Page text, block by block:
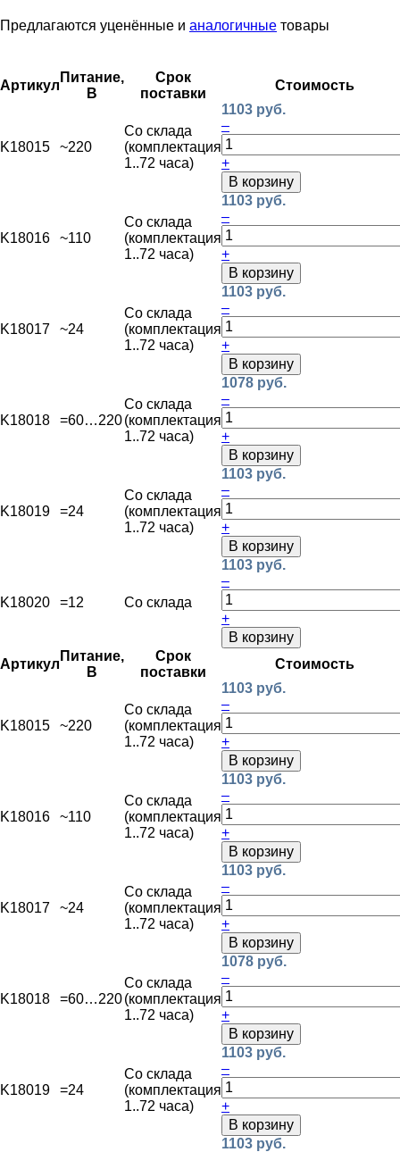
Предлагаются уценённые и аналогичные товары
Артикул
Питание,
В
Срок
поставки
Стоимость
K18015 ~220
Со склада
(комплектация
1..72 часа)
1103 руб.
–
+
В корзину
K18016 ~110
Со склада
(комплектация
1..72 часа)
1103 руб.
–
+
В корзину
K18017 ~24
Со склада
(комплектация
1..72 часа)
1103 руб.
–
+
В корзину
K18018 =60…220
Со склада
(комплектация
1..72 часа)
1078 руб.
–
+
В корзину
K18019 =24
Со склада
(комплектация
1..72 часа)
1103 руб.
–
+
В корзину
K18020 =12 Со склада
1103 руб.
–
+
В корзину
Артикул
Питание,
В
Срок
поставки
Стоимость
K18015 ~220
Со склада
(комплектация
1..72 часа)
1103 руб.
–
+
В корзину
K18016 ~110
Со склада
(комплектация
1..72 часа)
1103 руб.
–
+
В корзину
K18017 ~24
Со склада
(комплектация
1..72 часа)
1103 руб.
–
+
В корзину
K18018 =60…220
Со склада
(комплектация
1..72 часа)
1078 руб.
–
+
В корзину
K18019 =24
Со склада
(комплектация
1..72 часа)
1103 руб.
–
+
В корзину
1103 руб.